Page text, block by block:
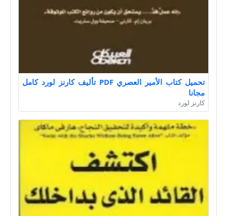
تحميل كتاب الأمير العصري PDF تأليف كارنز لورد كامل
مجانا
كارنز لورد